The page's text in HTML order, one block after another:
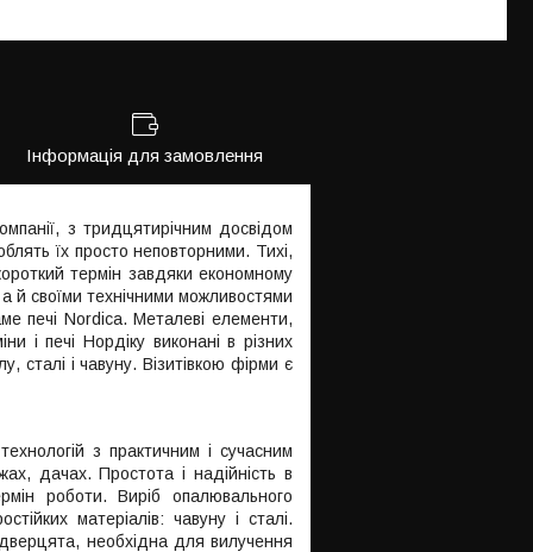
Інформація для замовлення
з тридцятирічним досвідом
їх просто неповторними. Тихі,
термін завдяки економному
й своїми технічними можливостями
печі Nordica. Металеві елементи,
і печі Нордіку виконані в різних
сталі і чавуну. Візитівкою фірми є
з практичним і сучасним
дачах. Простота і надійність в
роботи. Виріб опалювального
матеріалів: чавуну і сталі.
необхідна для вилучення